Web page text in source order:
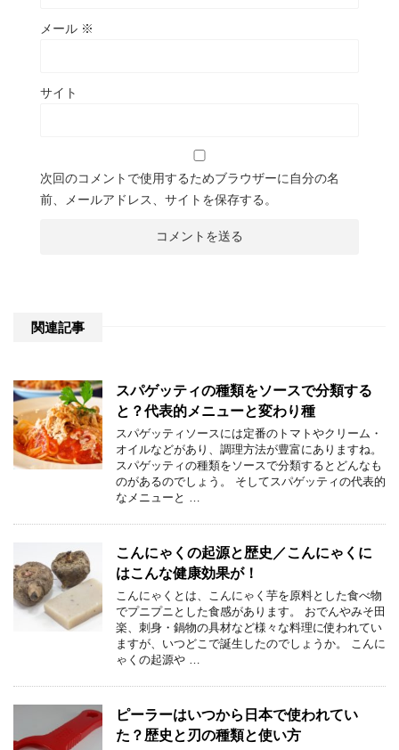
メール ※
サイト
次回のコメントで使用するためブラウザーに自分の名
前、メールアドレス、サイトを保存する。
関連記事
スパゲッティの種類をソースで分類する
と？代表的メニューと変わり種
スパゲッティソースには定番のトマトやクリーム・
オイルなどがあり、調理方法が豊富にありますね。
スパゲッティの種類をソースで分類するとどんなも
のがあるのでしょう。 そしてスパゲッティの代表的
なメニューと …
こんにゃくの起源と歴史／こんにゃくに
はこんな健康効果が！
こんにゃくとは、こんにゃく芋を原料とした食べ物
でプニプニとした食感があります。 おでんやみそ田
楽、刺身・鍋物の具材など様々な料理に使われてい
ますが、いつどこで誕生したのでしょうか。 こんに
ゃくの起源や …
ピーラーはいつから日本で使われてい
た？歴史と刃の種類と使い方